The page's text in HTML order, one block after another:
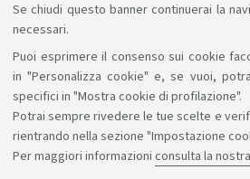
Se chiudi questo banner continuerai la
necessari.
Puoi esprimere il consenso sui cookie
in "Personalizza cookie" e, se vuoi,
specifici in "Mostra cookie di profilazione".
Potrai sempre rivedere le tue scelte e
rientrando nella sezione "Impostazione
Per maggiori informazioni consulta la
Sosteniamo il diritto alla
Seguici su: